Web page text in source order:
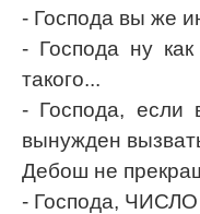
- Господа вы же
- Господа ну
такого...
- Господа, если
вынужден
Дебош не
- Господа,